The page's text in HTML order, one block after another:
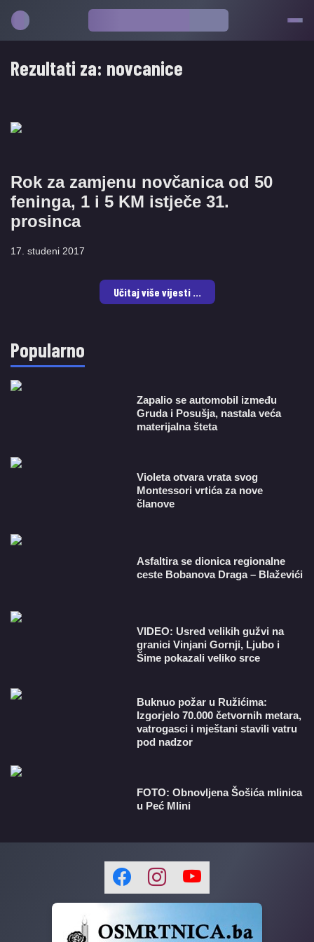
Rezultati za: novcanice
​Rok za zamjenu novčanica od 50
feninga, 1 i 5 KM istječe 31.
prosinca
17. studeni 2017
Učitaj više vijesti ...
Popularno
Zapalio se automobil između
Gruda i Posušja, nastala veća
materijalna šteta
Violeta otvara vrata svog
Montessori vrtića za nove
članove
Asfaltira se dionica regionalne
ceste Bobanova Draga – Blaževići
VIDEO: Usred velikih gužvi na
granici Vinjani Gornji, Ljubo i
Šime pokazali veliko srce
Buknuo požar u Ružićima:
Izgorjelo 70.000 četvornih metara,
vatrogasci i mještani stavili vatru
pod nadzor
FOTO: Obnovljena Šošića mlinica
u Peć Mlini